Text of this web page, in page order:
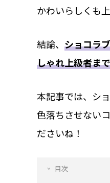
かわいらしくも
結論、 ショコラ
しゃれ上級者ま
本記事では、シ
色落ちさせない
ださいね！
目次